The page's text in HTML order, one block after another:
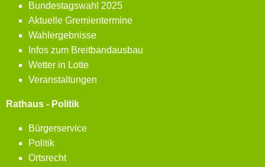
Bundestagswahl 2025
Aktuelle Gremientermine
Wahlergebnisse
Infos zum Breitbandausbau
Wetter in Lotte
Veranstaltungen
Rathaus - Politik
Bürgerservice
Politik
Ortsrecht